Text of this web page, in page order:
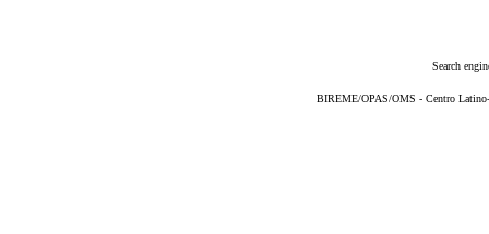
Search
BIREME/OPAS/OMS - Centro Latino-